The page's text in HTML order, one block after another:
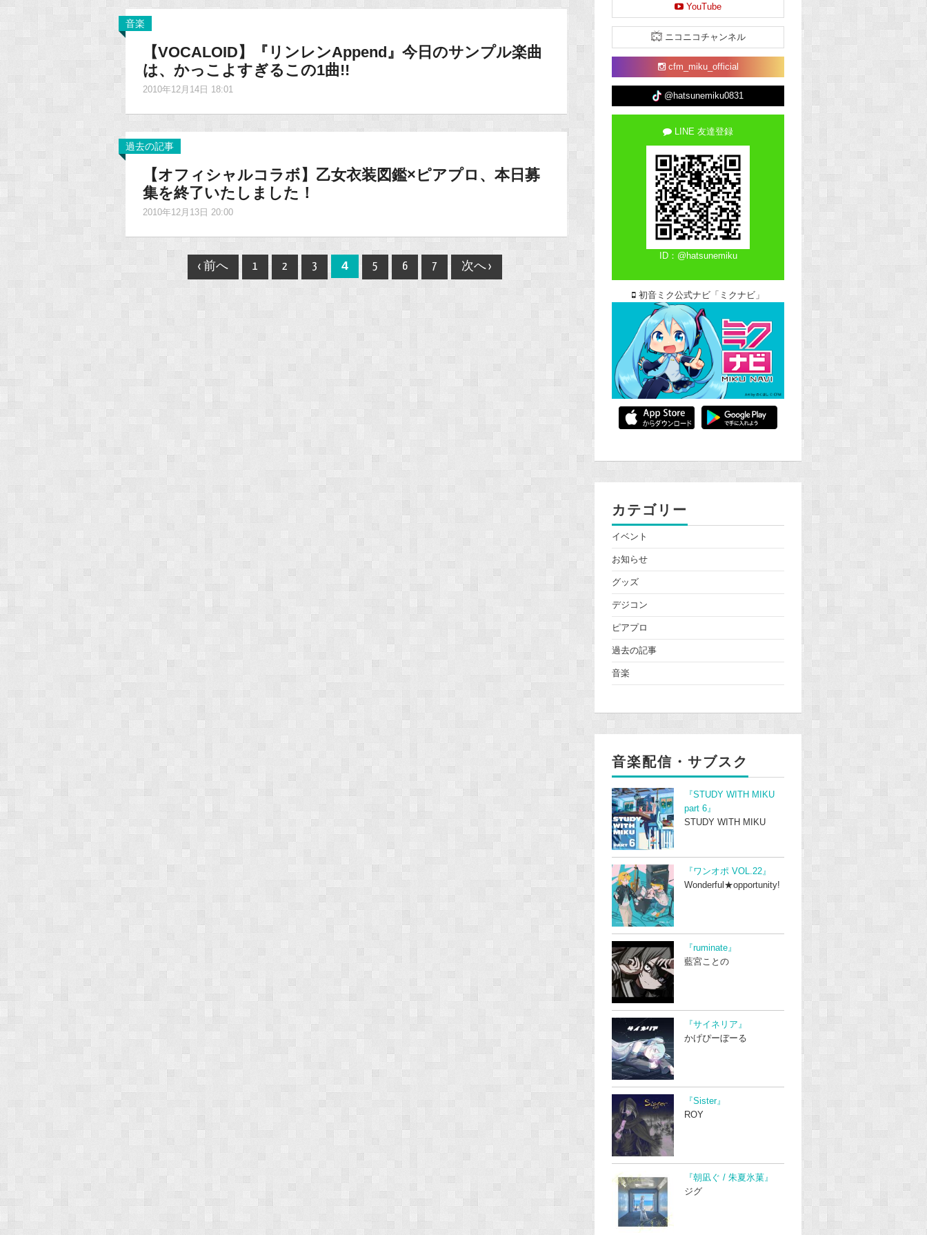
音楽
【VOCALOID】『リンレンAppend』今日のサンプル楽曲
は、かっこよすぎるこの1曲!!
2010年12月14日 18:01
過去の記事
【オフィシャルコラボ】乙女衣装図鑑×ピアプロ、本日募
集を終了いたしました！
2010年12月13日 20:00
navigation
‹ 前へ 1 2 3 4 5 6 7 次へ ›
YouTube
ニコニコチャンネル
cfm_miku_official
@hatsunemiku0831
LINE 友達登録
ID：@hatsunemiku
初音ミク公式ナビ「ミクナビ」
カテゴリー
イベント
お知らせ
グッズ
デジコン
ピアプロ
過去の記事
音楽
音楽配信・サブスク
『STUDY WITH MIKU
part 6』
STUDY WITH MIKU
『ワンオポ VOL.22』
Wonderful★opportunity!
『ruminate』
藍宮ことの
『サイネリア』
かげぴーぼーる
『Sister』
ROY
『朝凪ぐ / 朱夏氷菓』
ジグ